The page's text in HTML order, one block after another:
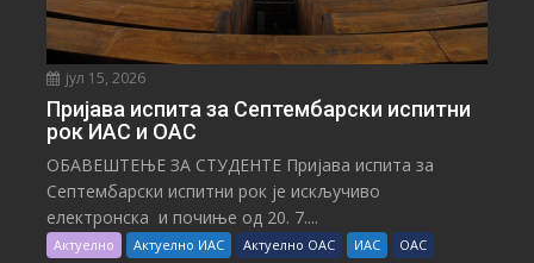
јул 15, 2026
Пријава испита за Септембарски испитни
рок ИАС и ОАС
ОБАВЕШТЕЊЕ ЗА СТУДЕНТЕ Пријава испита за
Септембарски испитни рок је искључиво
електронска и почиње од 20. 7....
Актуелно Актуелно ИАС Актуелно ОАС ИАС ОАС